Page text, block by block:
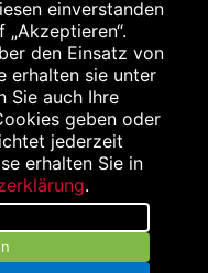
AEP ist der allgemeine
durch die
eines
Abs. 1 SGB V.
Herstellers (UVP).
einverstanden
den Einsatz von
erhalten sie unter
Sie auch Ihre
geben oder
jederzeit
erhalten Sie in
.